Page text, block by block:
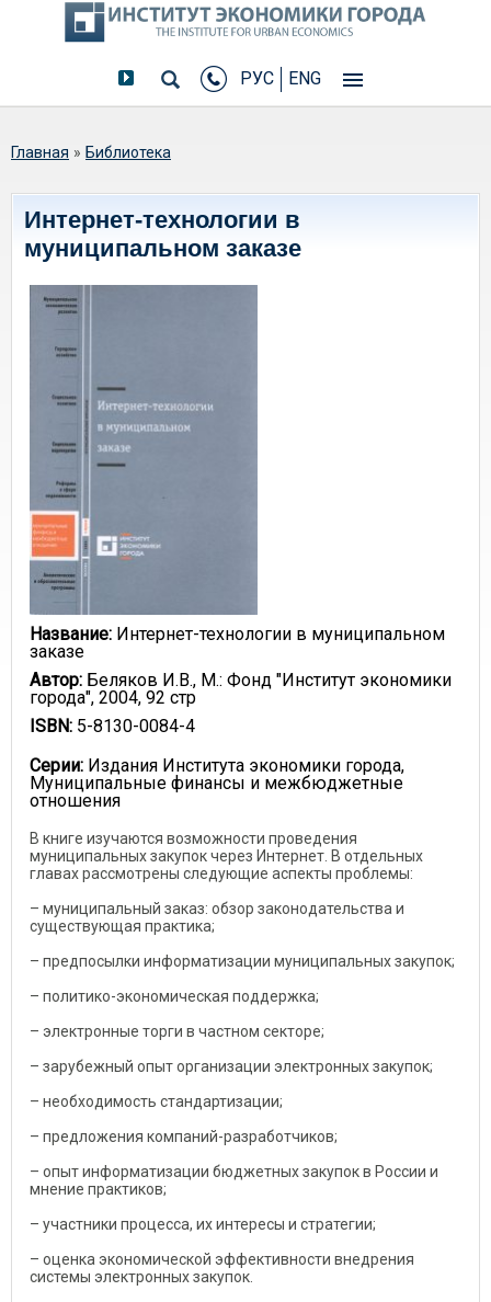
РУС ENG
Вы здесь
Главная » Библиотека
Интернет-технологии в
муниципальном заказе
Название: Интернет-технологии в муниципальном
заказе
Автор: Беляков И.В., М.: Фонд "Институт экономики
города", 2004, 92 стр
ISBN: 5-8130-0084-4
Серии: Издания Института экономики города,
Муниципальные финансы и межбюджетные
отношения
В книге изучаются возможности проведения
муниципальных закупок через Интернет. В отдельных
главах рассмотрены следующие аспекты проблемы:
– муниципальный заказ: обзор законодательства и
существующая практика;
– предпосылки информатизации муниципальных закупок;
– политико-экономическая поддержка;
– электронные торги в частном секторе;
– зарубежный опыт организации электронных закупок;
– необходимость стандартизации;
– предложения компаний-разработчиков;
– опыт информатизации бюджетных закупок в России и
мнение практиков;
– участники процесса, их интересы и стратегии;
– оценка экономической эффективности внедрения
системы электронных закупок.